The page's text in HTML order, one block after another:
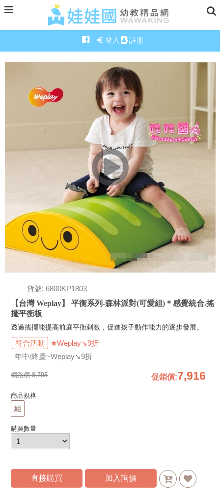
登入 註冊
貨號: 6800KP1803
【台灣 Weplay】 平衡系列-森林派對(可愛組)＊感覺統合.搖
擺平衡板
透過搖擺能提高前庭平衡刺激，促進孩子動作能力的逐步發展。
符合活動
★Weplay↘9折
年中/終慶~Weplay↘9折
網路價:8,795 促銷價:7,916
商品規格
組
購買數量
直接購買 加入詢價